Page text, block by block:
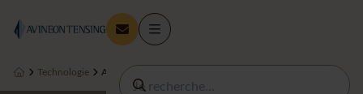
Technologie A propos